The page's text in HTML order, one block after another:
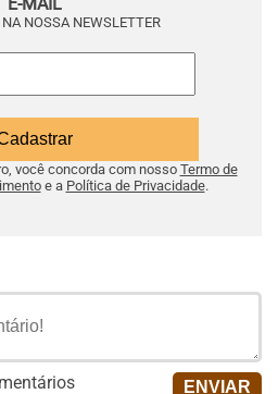
NOSSA NEWSLETTER
você concorda com nosso Termo de
e a Política de Privacidade.